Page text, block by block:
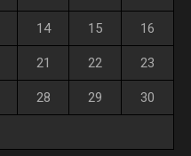
14 15 16
21 22 23
28 29 30